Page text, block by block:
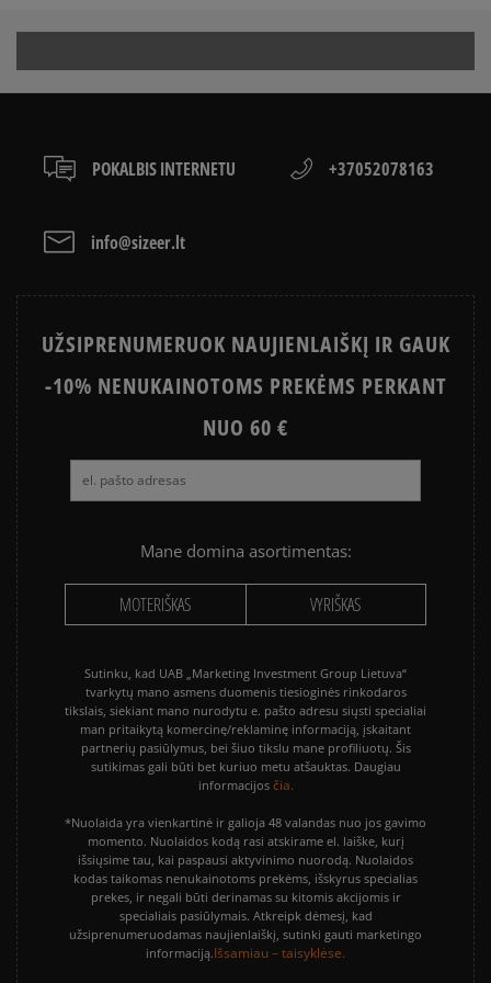
ON
VANS OLD SKOOL VS SUPERSTAR
LACOSTE ISTORIJA SNEAKER‘IŲ ISTORIJA
POKALBIS INTERNETU +37052078163
info@sizeer.lt
UŽSIPRENUMERUOK NAUJIENLAIŠKĮ IR GAUK
-10% NENUKAINOTOMS PREKĖMS PERKANT
NUO 60 €
Mane domina asortimentas:
MOTERIŠKAS VYRIŠKAS
Sutinku, kad UAB „Marketing Investment Group Lietuva“
tvarkytų mano asmens duomenis tiesioginės rinkodaros
tikslais, siekiant mano nurodytu e. pašto adresu siųsti specialiai
man pritaikytą komercinę/reklaminę informaciją, įskaitant
partnerių pasiūlymus, bei šiuo tikslu mane profiliuotų. Šis
sutikimas gali būti bet kuriuo metu atšauktas. Daugiau
informacijos čia.
*Nuolaida yra vienkartinė ir galioja 48 valandas nuo jos gavimo
momento. Nuolaidos kodą rasi atskirame el. laiške, kurį
išsiųsime tau, kai paspausi aktyvinimo nuorodą. Nuolaidos
kodas taikomas nenukainotoms prekėms, išskyrus specialias
prekes, ir negali būti derinamas su kitomis akcijomis ir
specialiais pasiūlymais. Atkreipk dėmesį, kad
užsiprenumeruodamas naujienlaiškį, sutinki gauti marketingo
informaciją.Išsamiau – taisyklėse.